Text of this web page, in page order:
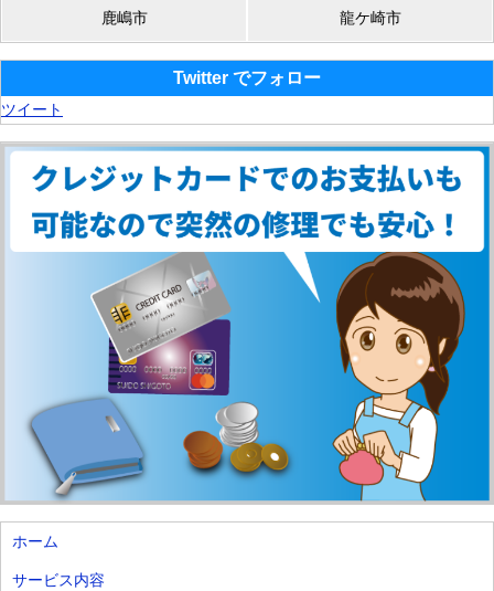
鹿嶋市 龍ケ崎市
Twitter でフォロー
ツイート
ホーム
サービス内容